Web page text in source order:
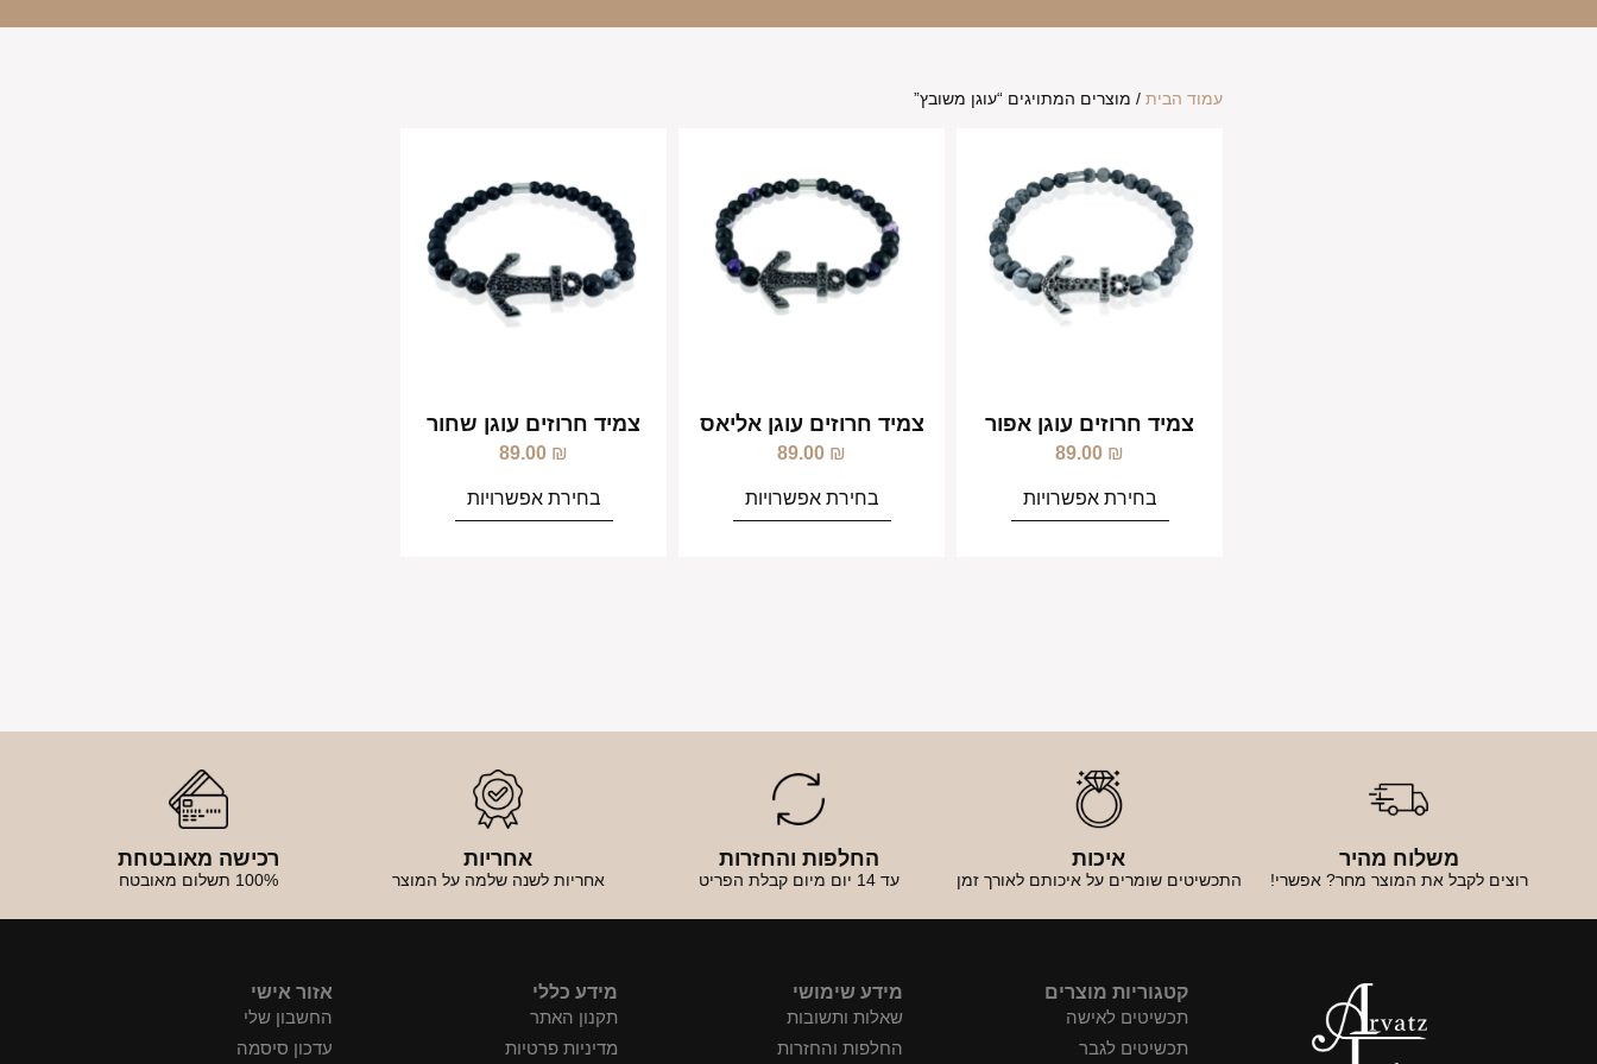
עמוד הבית/ מוצרים המתויגים “עוגן משובץ”
צמיד חרוזים עוגן אפור
89.00 ₪
בחירת אפשרויות
צמיד חרוזים עוגן אליאס
89.00 ₪
בחירת אפשרויות
צמיד חרוזים עוגן שחור
89.00 ₪
בחירת אפשרויות
משלוח מהיר
רוצים לקבל את המוצר מחר? אפשרי!
איכות
התכשיטים שומרים על איכותם לאורך זמן
החלפות והחזרות
עד 14 יום מיום קבלת הפריט
אחריות
אחריות לשנה שלמה על המוצר
רכישה מאובטחת
100% תשלום מאובטח
קטגוריות מוצרים
תכשיטים לאישה
תכשיטים לגבר
מידע שימושי
שאלות ותשובות
החלפות והחזרות
מידע כללי
תקנון האתר
מדיניות פרטיות
אזור אישי
החשבון שלי
עדכון סיסמה